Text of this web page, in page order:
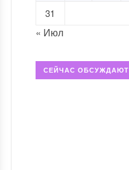
31
« Июл
СЕЙЧАС ОБСУЖДАЮТ